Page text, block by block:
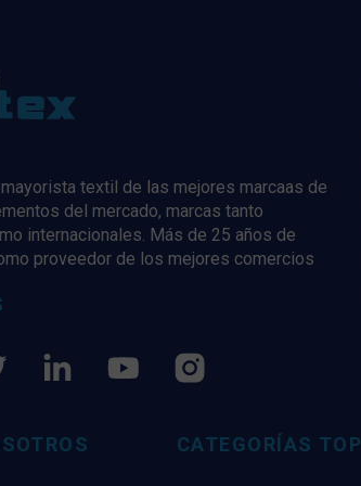
textil de las mejores marcaas de
del mercado, marcas tanto
internacionales. Más de 25 años de
proveedor de los mejores comercios
CATEGORÍAS TOP